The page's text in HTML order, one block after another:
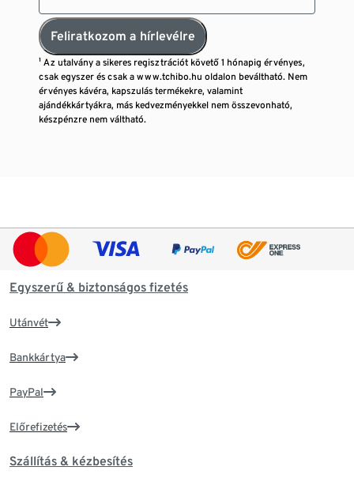
Feliratkozom a hírlevélre
¹ Az utalvány a sikeres regisztrációt követő 1 hónapig érvényes,
csak egyszer és csak a www.tchibo.hu oldalon beváltható. Nem
érvényes kávéra, kapszulás termékekre, valamint
ajándékkártyákra, más kedvezményekkel nem összevonható,
készpénzre nem váltható.
Egyszerű & biztonságos fizetés
Utánvét
Bankkártya
PayPal
Előrefizetés
Szállítás & kézbesítés